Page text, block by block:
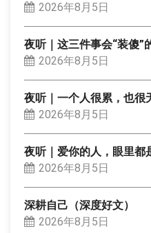
2026年8月5日
夜听｜这三件事会“装傻”
2026年8月5日
夜听｜一个人很累，也很
2026年8月5日
夜听｜爱你的人，眼里都
2026年8月5日
深耕自己（深度好文）
2026年8月5日